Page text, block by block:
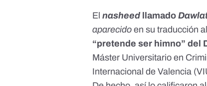
Elnasheedllamado
aparecido en su traducción
“pretende ser himno” del
Máster Universitario en
Internacional de Valencia